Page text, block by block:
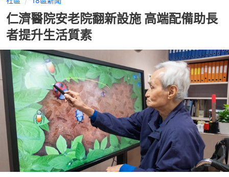
仁濟醫院安老院翻新設施 高端配備助長
者提升生活質素